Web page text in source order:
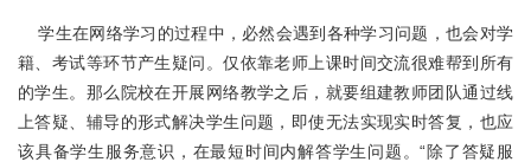
学生在网络学习的过程中，必然会遇到各种学习问题，也会对学
籍、考试等环节产生疑问。仅依靠老师上课时间交流很难帮到所有
的学生。那么院校在开展网络教学之后，就要组建教师团队通过线
上答疑、辅导的形式解决学生问题，即使无法实现实时答复，也应
该具备学生服务意识，在最短时间内解答学生问题。“除了答疑服